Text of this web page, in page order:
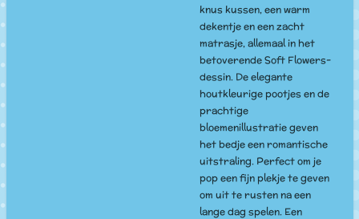
knus kussen, een warm
dekentje en een zacht
matrasje, allemaal in het
betoverende Soft Flowers-
dessin. De elegante
houtkleurige pootjes en de
prachtige
bloemenillustratie geven
het bedje een romantische
uitstraling. Perfect om je
pop een fijn plekje te geven
om uit te rusten na een
lange dag spelen. Een